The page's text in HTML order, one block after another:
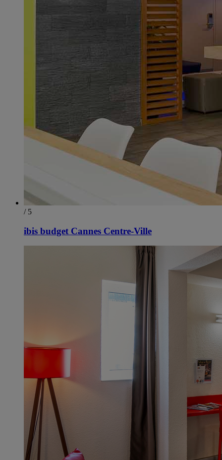
/ 5
ibis budget Cannes Centre-Ville